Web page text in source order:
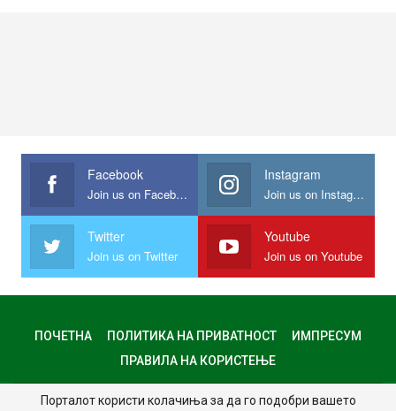
Facebook
Join us on Facebook
Instagram
Join us on Instagram
Twitter
Join us on Twitter
Youtube
Join us on Youtube
ПОЧЕТНА ПОЛИТИКА НА ПРИВАТНОСТ
ИМПРЕСУМ
ПРАВИЛА НА КОРИСТЕЊЕ
Порталот користи колачиња за да го подобри вашето